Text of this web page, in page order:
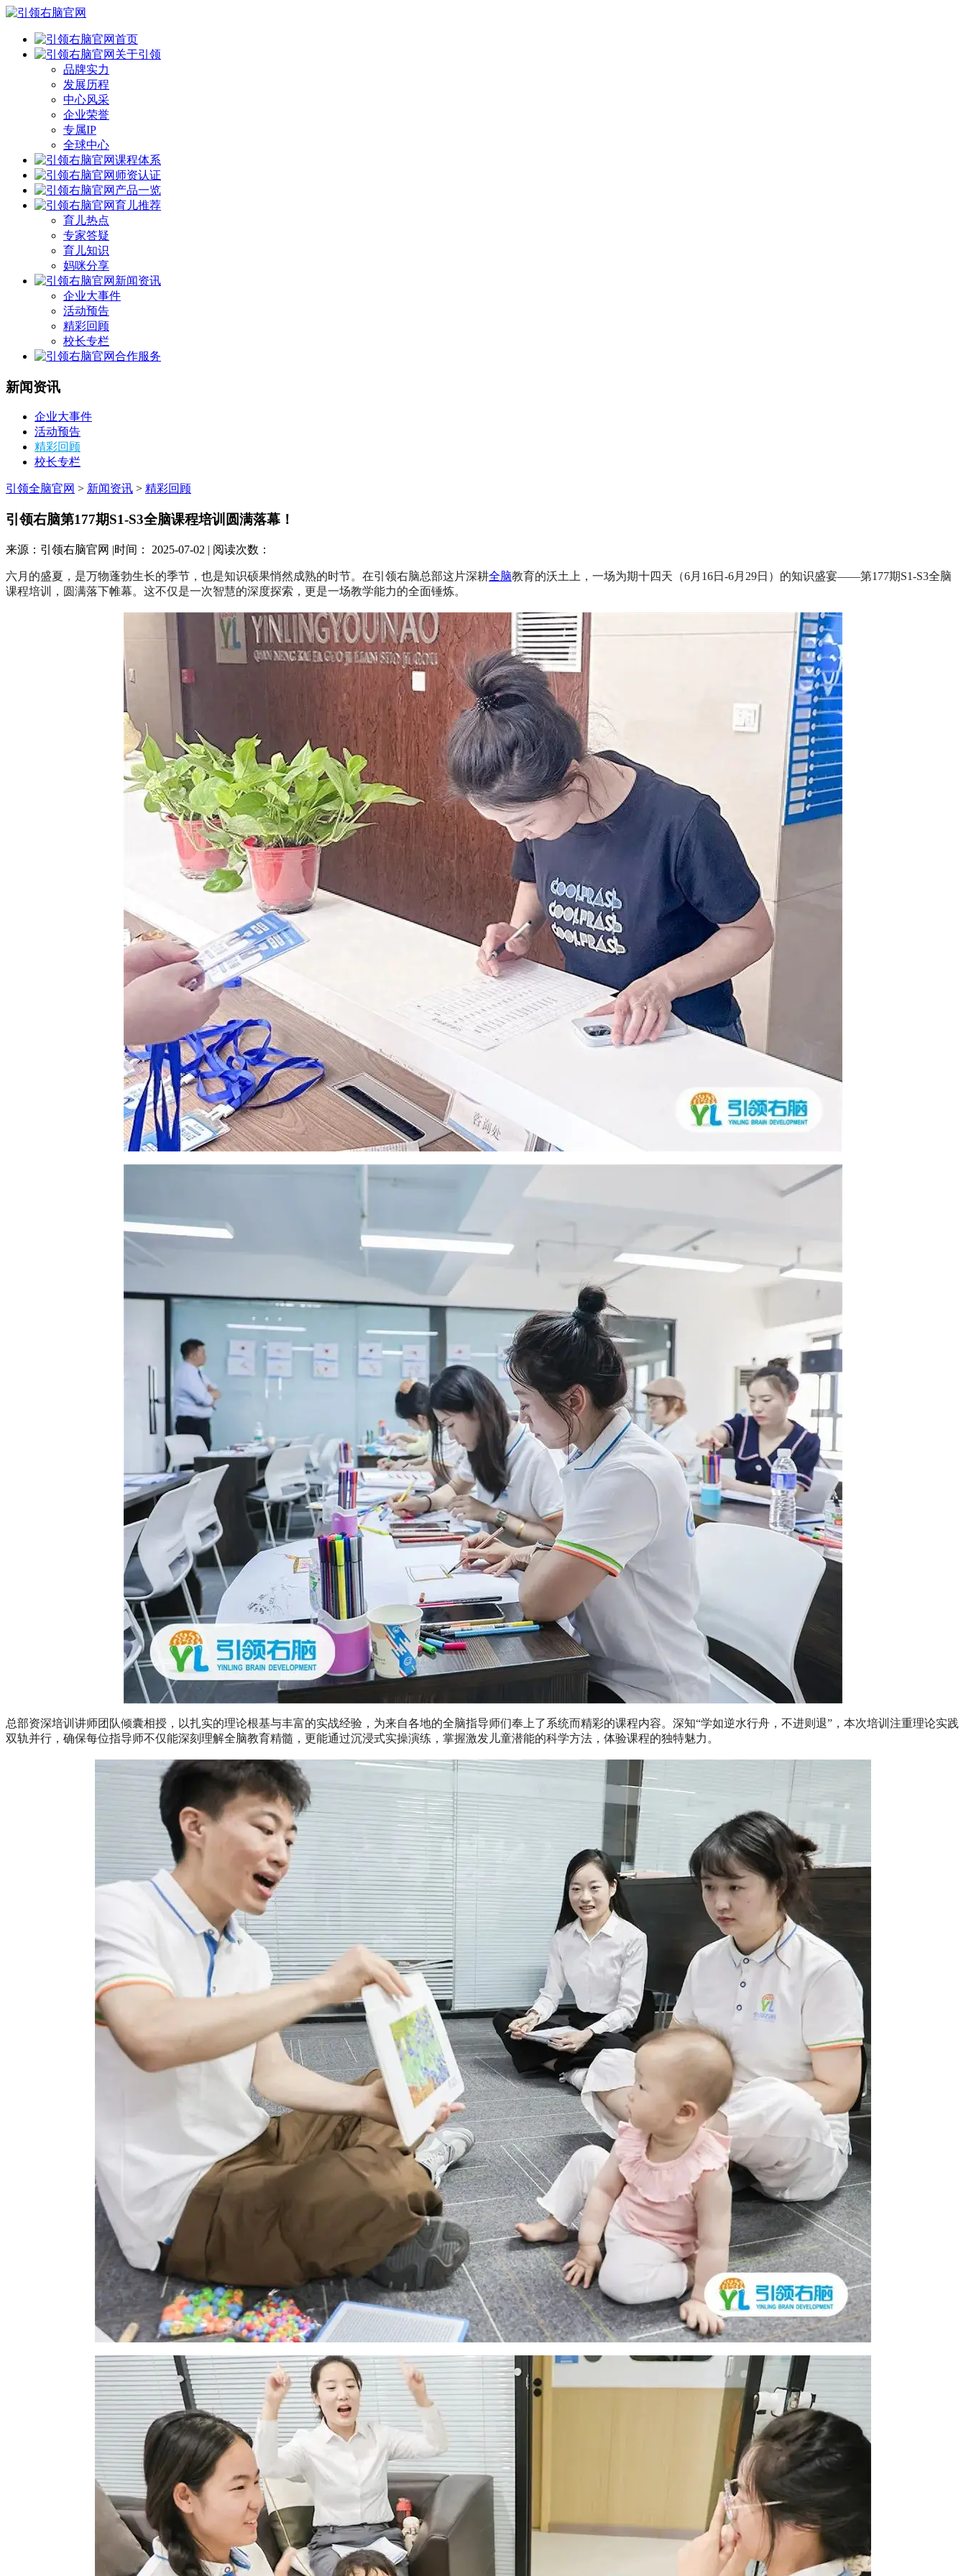
首页
关于引领
品牌实力
发展历程
中心风采
企业荣誉
专属IP
全球中心
课程体系
师资认证
产品一览
育儿推荐
育儿热点
专家答疑
育儿知识
妈咪分享
新闻资讯
企业大事件
活动预告
精彩回顾
校长专栏
合作服务
新闻资讯
企业大事件
活动预告
精彩回顾
校长专栏
引领全脑官网 > 新闻资讯 > 精彩回顾
引领右脑第177期S1-S3全脑课程培训圆满落幕！
来源：引领右脑官网 |时间： 2025-07-02 | 阅读次数：
六月的盛夏，是万物蓬勃生长的季节，也是知识硕果悄然成熟的时节。在引领右脑总部这片深耕全脑教育的沃土上，一场为期十四天（6月16日-6月29日）的知识盛宴——第177期S1-S3全脑
课程培训，圆满落下帷幕。这不仅是一次智慧的深度探索，更是一场教学能力的全面锤炼。
总部资深培训讲师团队倾囊相授，以扎实的理论根基与丰富的实战经验，为来自各地的全脑指导师们奉上了系统而精彩的课程内容。深知“学如逆水行舟，不进则退”，本次培训注重理论实践
双轨并行，确保每位指导师不仅能深刻理解全脑教育精髓，更能通过沉浸式实操演练，掌握激发儿童潜能的科学方法，体验课程的独特魅力。